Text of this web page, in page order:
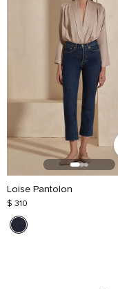
Loise Pantolon
$ 310